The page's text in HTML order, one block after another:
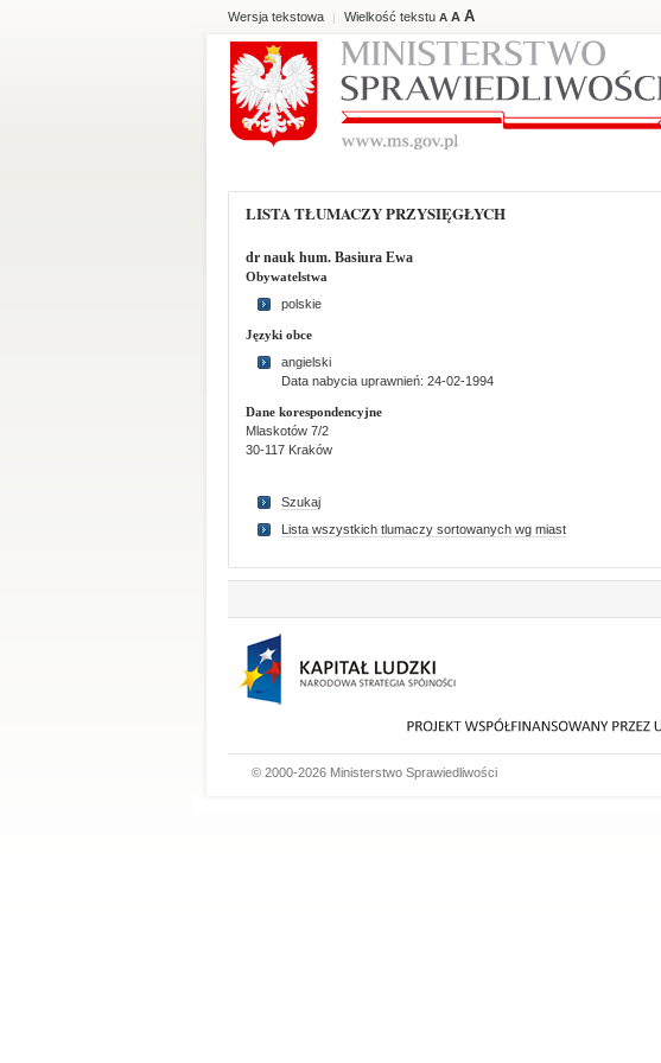
Wersja tekstowa | Wielkość tekstu A A A
LISTA TŁUMACZY PRZYSIĘGŁYCH
dr nauk hum. Basiura Ewa
Obywatelstwa
polskie
Języki obce
angielski
Data nabycia uprawnień: 24-02-1994
Dane korespondencyjne
Mlaskotów 7/2
30-117 Kraków
Szukaj
Lista wszystkich tlumaczy sortowanych wg miast
© 2000-2026 Ministerstwo Sprawiedliwości